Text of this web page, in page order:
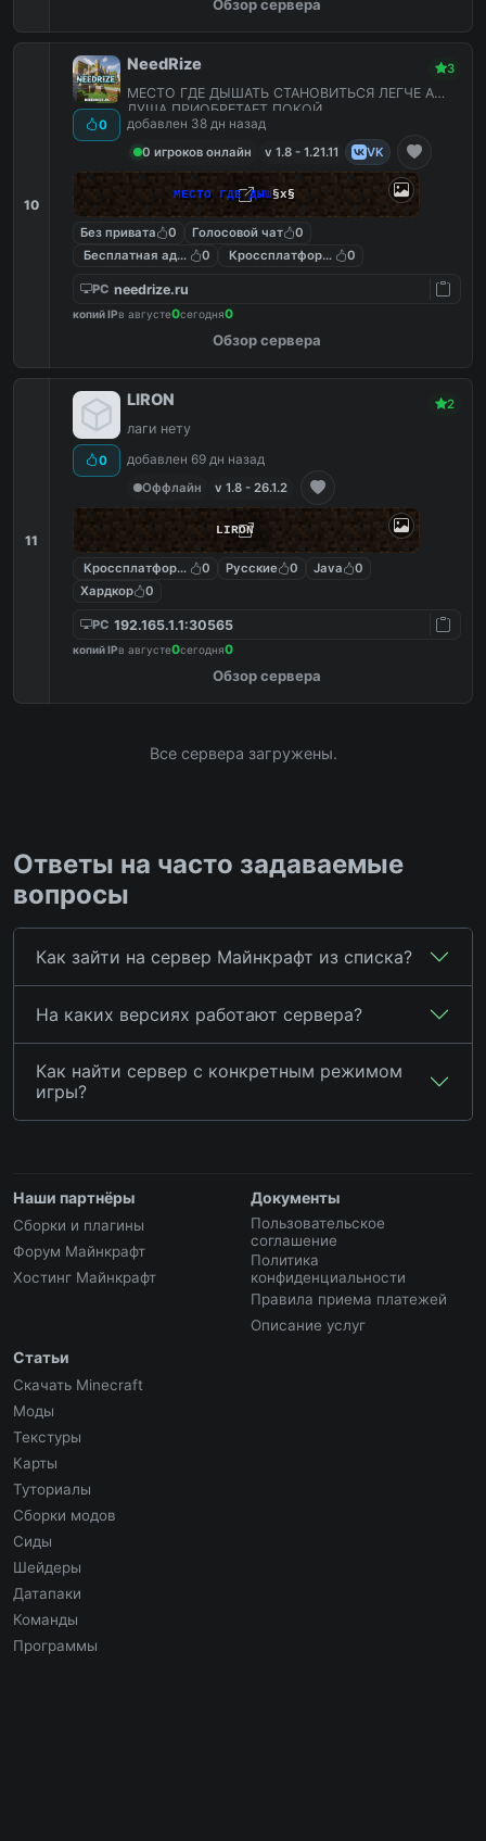
Обзор сервера
10
0
NeedRize 3
МЕСТО ГДЕ ДЫШАТЬ СТАНОВИТЬСЯ ЛЕГЧЕ А
ДУША ПРИОБРЕТАЕТ ПОКОЙ
добавлен 38 дн назад
0 игроков онлайн
v 1.8 - 1.21.11 VK
МЕСТО ГДЕ ДЫШ§x§
Без привата 0 Голосовой чат
0
Бесплатная админка
0 Кроссплатформенные
0
PC needrize.ru
копий IPв августе0сегодня0
Обзор сервера
11
0
LIRON 2
лаги нету
добавлен 69 дн назад
Оффлайн
v 1.8 - 26.1.2
LIRON
Кроссплатформенные
0 Русские 0 Java
0
Хардкор
0
PC 192.165.1.1:30565
копий IPв августе0сегодня0
Обзор сервера
Все сервера загружены.
Ответы на часто задаваемые
вопросы
Как зайти на сервер Майнкрафт из списка?
На каких версиях работают сервера?
Как найти сервер с конкретным режимом
игры?
Наши партнёры
Сборки и плагины
Форум Майнкрафт
Хостинг Майнкрафт
Документы
Пользовательское
соглашение
Политика
конфиденциальности
Правила приема платежей
Описание услуг
Статьи
Скачать Minecraft
Моды
Текстуры
Карты
Туториалы
Сборки модов
Сиды
Шейдеры
Датапаки
Команды
Программы